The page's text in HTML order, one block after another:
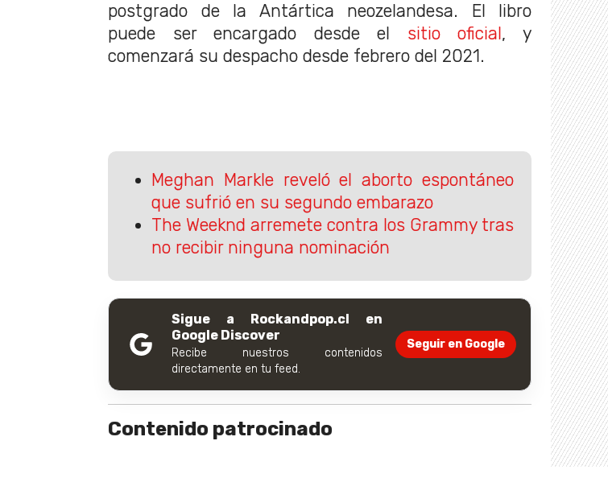
postgrado de la Antártica neozelandesa. El libro
puede ser encargado desde el sitio oficial , y
comenzará su despacho desde febrero del 2021.
Meghan Markle reveló el aborto espontáneo
que sufrió en su segundo embarazo
The Weeknd arremete contra los Grammy tras
no recibir ninguna nominación
Sigue a Rockandpop.cl en
Google Discover
Recibe nuestros contenidos
directamente en tu feed.
Seguir en Google
Contenido patrocinado